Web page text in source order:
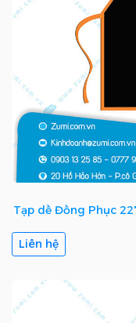
Tạp dề Đồng Phục
Liên hệ